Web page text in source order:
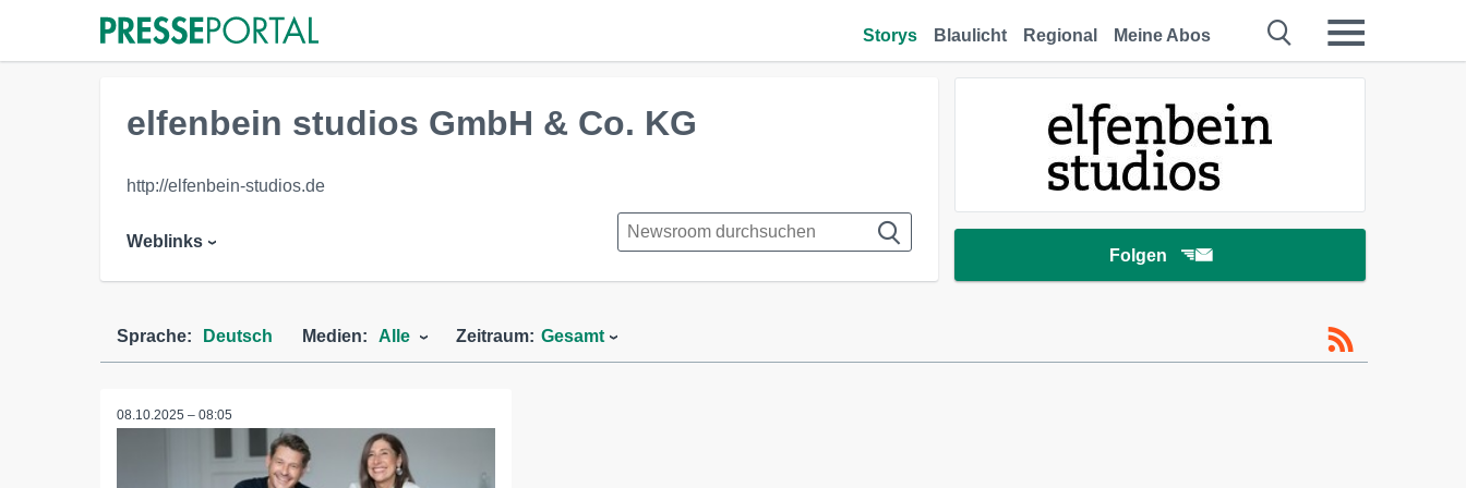
Storys Blaulicht Regional Meine Abos
Folgen
elfenbein studios GmbH & Co. KG
http://elfenbein-studios.de
Weblinks
Sprache: Deutsch Medien: Alle Zeitraum: Gesamt
08.10.2025 – 08:05